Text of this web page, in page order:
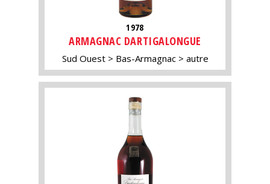
1978
ARMAGNAC DARTIGALONGUE
Sud Ouest Bas-Armagnac autre